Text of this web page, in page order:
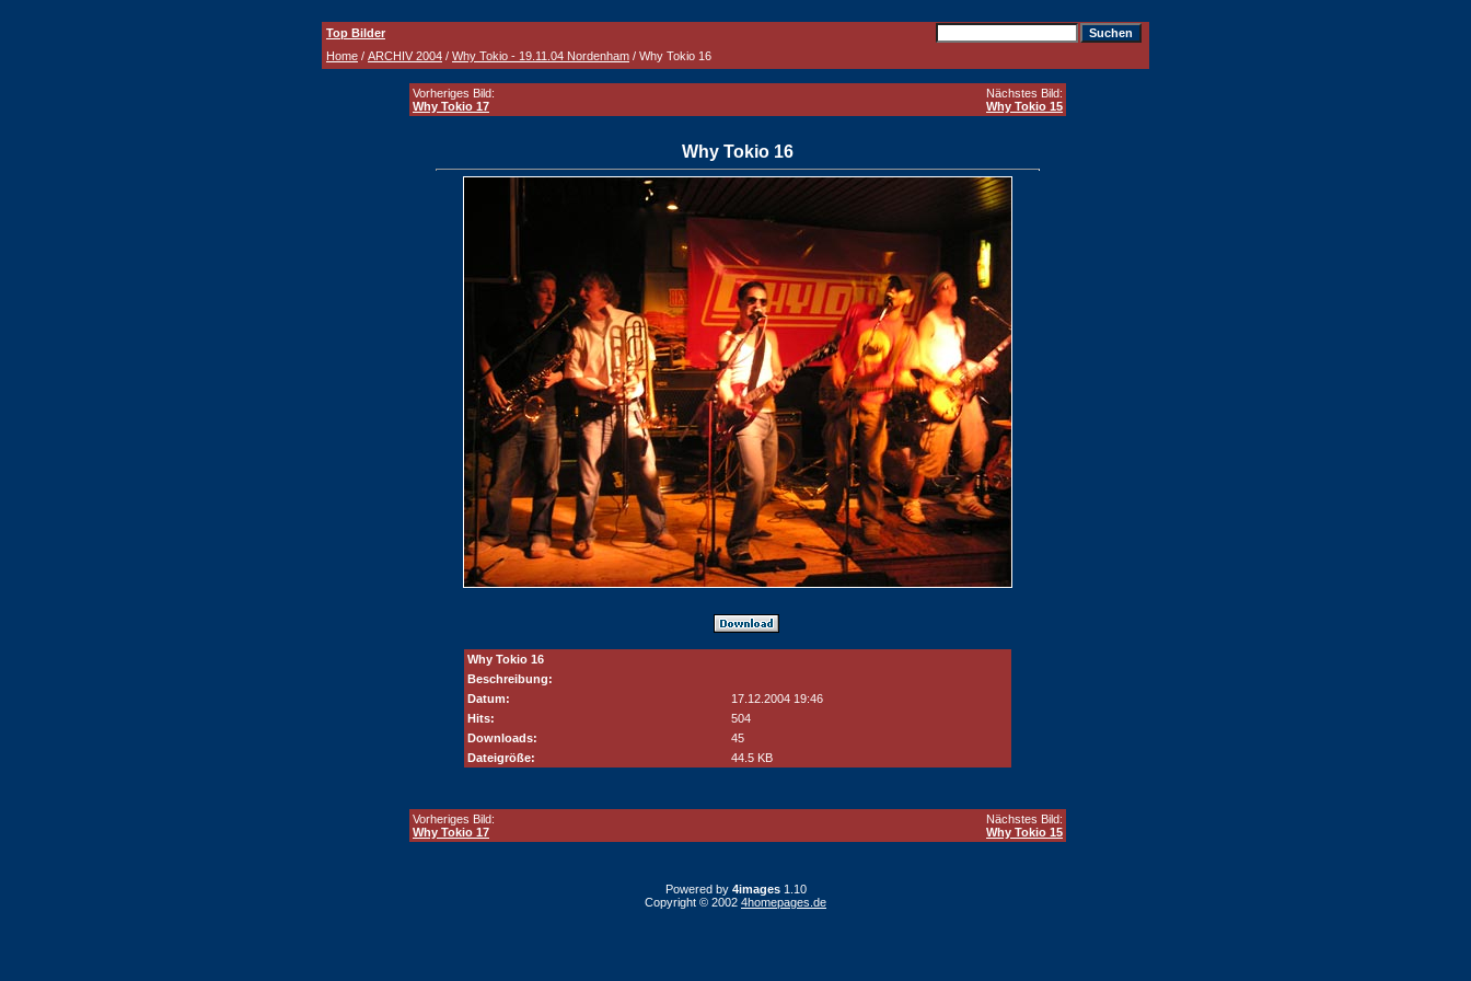
Top Bilder
Home / ARCHIV 2004 / Why Tokio - 19.11.04 Nordenham / Why Tokio 16
Vorheriges Bild:
Why Tokio 17
Nächstes Bild:
Why Tokio 15
Why Tokio 16
Why Tokio 16
Beschreibung:
Datum:
17.12.2004 19:46
Hits:
504
Downloads:
45
Dateigröße:
44.5 KB
Vorheriges Bild:
Why Tokio 17
Nächstes Bild:
Why Tokio 15
Powered by 4images1.10
Copyright © 2002 4homepages.de